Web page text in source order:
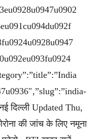
दिल्ली Updated Thu,
की जांच के लिए नमूना